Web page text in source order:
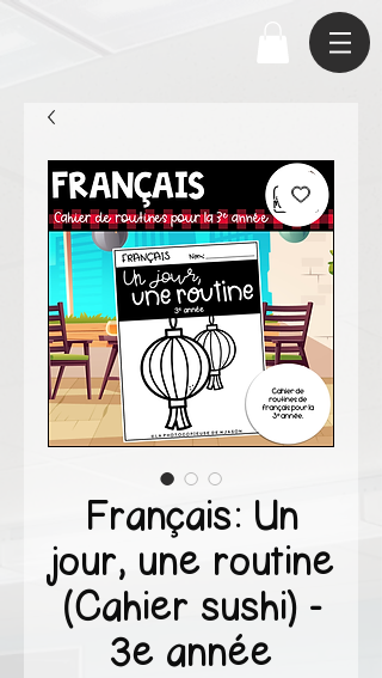
Français: Un
jour, une routine
(Cahier sushi) -
3e année